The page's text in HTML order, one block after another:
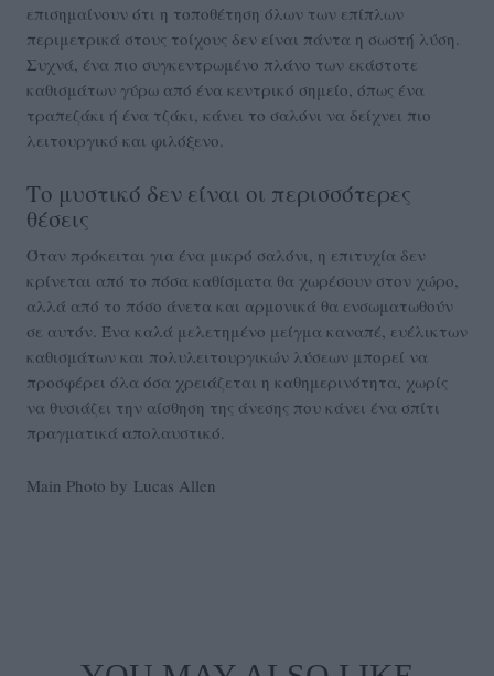
επισημαίνουν ότι η τοποθέτηση όλων των επίπλων
περιμετρικά στους τοίχους δεν είναι πάντα η σωστή λύση.
Συχνά, ένα πιο συγκεντρωμένο πλάνο των εκάστοτε
καθισμάτων γύρω από ένα κεντρικό σημείο, όπως ένα
τραπεζάκι ή ένα τζάκι, κάνει το σαλόνι να δείχνει πιο
λειτουργικό και φιλόξενο.
Το μυστικό δεν είναι οι περισσότερες
θέσεις
Όταν πρόκειται για ένα μικρό σαλόνι, η επιτυχία δεν
κρίνεται από το πόσα καθίσματα θα χωρέσουν στον χώρο,
αλλά από το πόσο άνετα και αρμονικά θα ενσωματωθούν
σε αυτόν. Ένα καλά μελετημένο μείγμα καναπέ, ευέλικτων
καθισμάτων και πολυλειτουργικών λύσεων μπορεί να
προσφέρει όλα όσα χρειάζεται η καθημερινότητα, χωρίς
να θυσιάζει την αίσθηση της άνεσης που κάνει ένα σπίτι
πραγματικά απολαυστικό.
Main Photo by Lucas Allen